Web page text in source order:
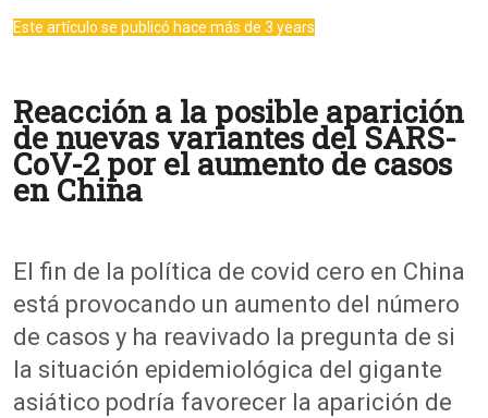
Este artículo se publicó hace más de 3 years
Reacción a la posible aparición
de nuevas variantes del SARS-
CoV-2 por el aumento de casos
en China
El fin de la política de covid cero en China
está provocando un aumento del número
de casos y ha reavivado la pregunta de si
la situación epidemiológica del gigante
asiático podría favorecer la aparición de